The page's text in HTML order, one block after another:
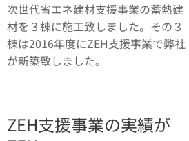
次世代省エネ建材支援事業の蓄熱建
材を３棟に施工致しました。その３
棟は2016年度にZEH支援事業で弊社
が新築致しました。
ZEH支援事業の実績が